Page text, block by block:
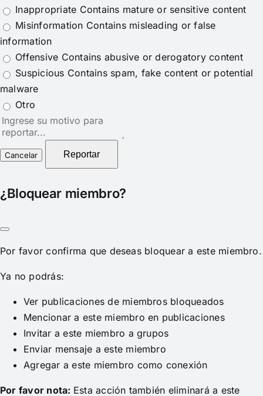
Inappropriate Contains mature or sensitive content
Misinformation Contains misleading or false
information
Offensive Contains abusive or derogatory content
Suspicious Contains spam, fake content or potential
malware
Otro
Nota
del
reporte
Reportar
¿Bloquear miembro?
Por favor confirma que deseas bloquear a este miembro.
Ya no podrás:
Ver publicaciones de miembros bloqueados
Mencionar a este miembro en publicaciones
Invitar a este miembro a grupos
Enviar mensaje a este miembro
Agregar a este miembro como conexión
Por favor nota: Esta acción también eliminará a este